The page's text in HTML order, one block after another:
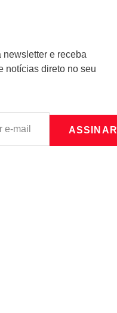
newsletter e receba
notícias direto no seu
ASSINAR